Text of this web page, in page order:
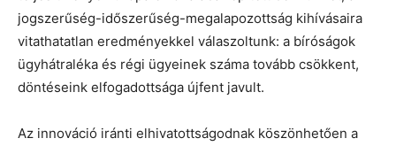
jogszerűség-időszerűség-megalapozottság kihívásaira
vitathatatlan eredményekkel válaszoltunk: a bíróságok
ügyhátraléka és régi ügyeinek száma tovább csökkent,
döntéseink elfogadottsága újfent javult.
Az innováció iránti elhivatottságodnak köszönhetően a